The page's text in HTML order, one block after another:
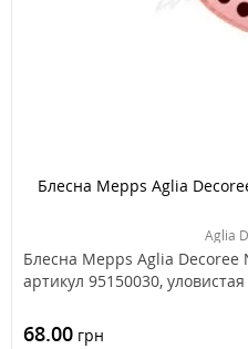
Блесна Mepps Aglia
Aglia
Блесна Mepps Aglia
артикул 95150030,
68.00 грн